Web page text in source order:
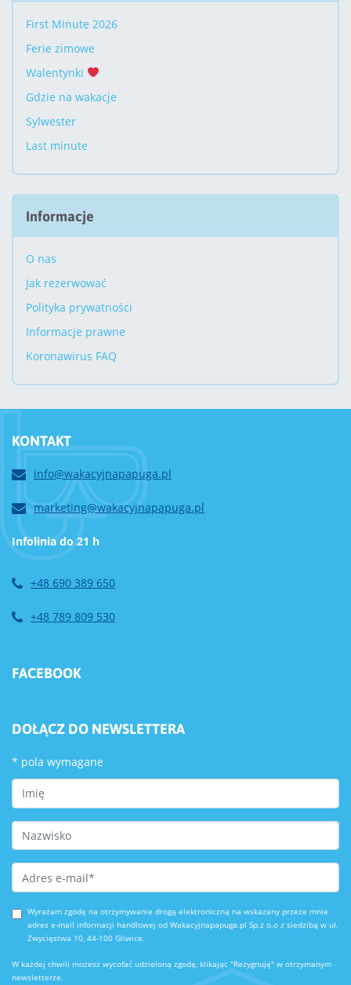
First Minute 2026
Ferie zimowe
Walentynki
Gdzie na wakacje
Sylwester
Last minute
Informacje
O nas
Jak rezerwować
Polityka prywatności
Informacje prawne
Koronawirus FAQ
KONTAKT
info@wakacyjnapapuga.pl
marketing@wakacyjnapapuga.pl
Infolinia do 21 h
+48 690 389 650
+48 789 809 530
FACEBOOK
DOŁĄCZ DO NEWSLETTERA
* pola wymagane
First Name
Last Name
Email Address *
Wyrażam zgodę na otrzymywanie drogą elektroniczną na wskazany przeze mnie
adres e-mail informacji handlowej od Wakacyjnapapuga.pl Sp.z o.o z siedzibą w ul.
Zwycięstwa 10, 44-100 Gliwice.
W każdej chwili możesz wycofać udzieloną zgodę, klikając "Rezygnuję" w otrzymanym
newsletterze.